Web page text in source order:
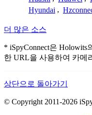
Hyundai ,
더 많은 소스
* iSpyConnect은
한 URL을 사용하여 카메
상단으로 돌아가기
© Copyright 2011-2026